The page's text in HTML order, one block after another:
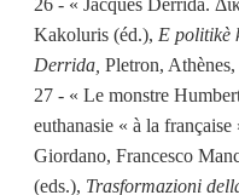
Kakoluris (éd.), E politikè
Derrida, Pletron,
27 - « Le monstre
euthanasie « à la
Giordano, Francesco
(eds.), Trasformazioni